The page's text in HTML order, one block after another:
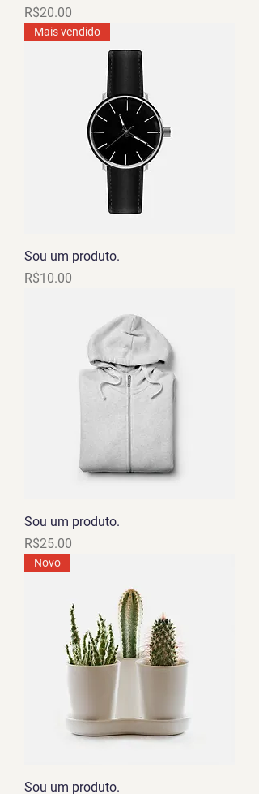
Price
R$20.00
Mais vendido
Sou um produto.
Price
R$10.00
Sou um produto.
Price
R$25.00
Novo
Sou um produto.